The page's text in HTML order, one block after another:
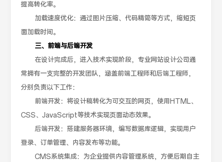
提高转化率。
加载速度优化：通过图片压缩、代码精简等方式，缩短页
面加载时间。
三、前端与后端开发
在设计完成后，进入技术实现阶段，专业网站设计公司通
常拥有一支完整的开发团队，涵盖前端工程师和后端工程师，
分别负责以下工作：
前端开发：将设计稿转化为可交互的网页，使用HTML、
CSS、JavaScript等技术实现页面动态效果。
后端开发：搭建服务器环境，编写数据库逻辑，实现用户
登录、订单管理、内容发布等功能。
CMS系统集成：为企业提供内容管理系统，方便后期自主